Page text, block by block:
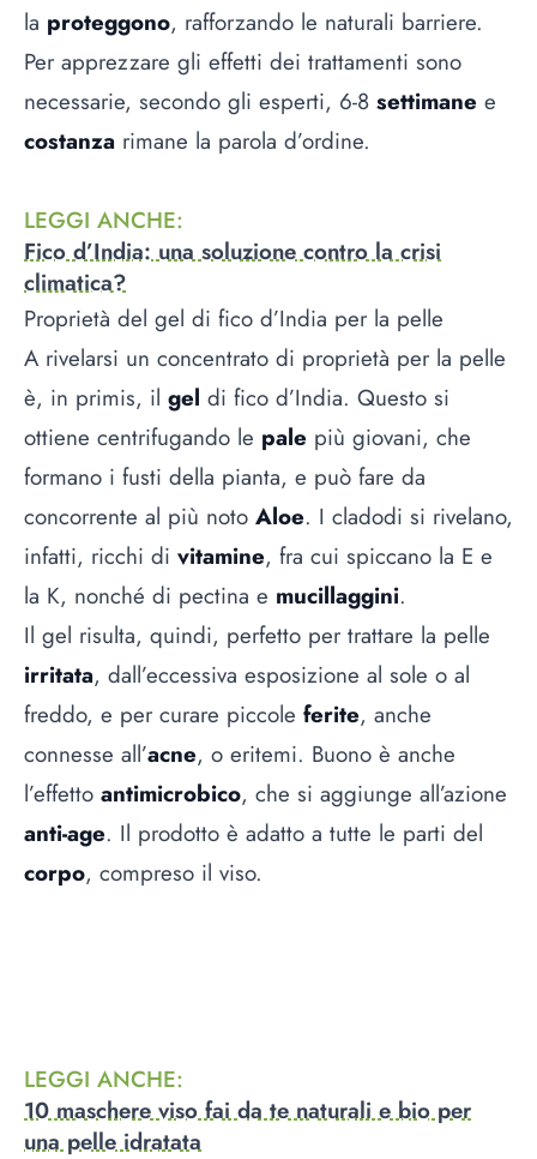
la proteggono, rafforzando le naturali barriere.
Per apprezzare gli effetti dei trattamenti sono
necessarie, secondo gli esperti, 6-8 settimane e
costanza rimane la parola d’ordine.
LEGGI ANCHE:
Fico d’India: una soluzione contro la crisi
climatica?
Proprietà del gel di fico d’India per la pelle
A rivelarsi un concentrato di proprietà per la pelle
è, in primis, il gel di fico d’India. Questo si
ottiene centrifugando le pale più giovani, che
formano i fusti della pianta, e può fare da
concorrente al più noto Aloe. I cladodi si rivelano,
infatti, ricchi di vitamine, fra cui spiccano la E e
la K, nonché di pectina e mucillaggini.
Il gel risulta, quindi, perfetto per trattare la pelle
irritata, dall’eccessiva esposizione al sole o al
freddo, e per curare piccole ferite, anche
connesse all’acne, o eritemi. Buono è anche
l’effetto antimicrobico, che si aggiunge all’azione
anti-age. Il prodotto è adatto a tutte le parti del
corpo, compreso il viso.
LEGGI ANCHE:
10 maschere viso fai da te naturali e bio per
una pelle idratata